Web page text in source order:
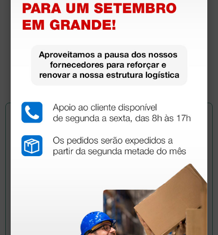
Estojo para estetoscópio - turquesa
9,30 €10,94 €
(Preço sem IVA)
1 unidade
Ainda tem dúvidas?Necessita de mais
esclarecimentos? Envie agora a sua questão aos
colegas que já adquiriram este produto.